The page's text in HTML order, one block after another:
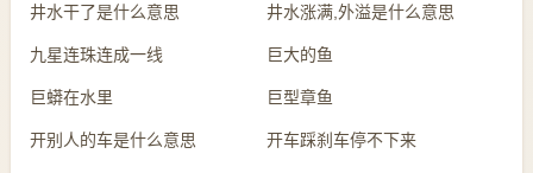
井水干了是什么意思 井水涨满,外溢是什么意思
九星连珠连成一线 巨大的鱼
巨蟒在水里 巨型章鱼
开别人的车是什么意思 开车踩刹车停不下来